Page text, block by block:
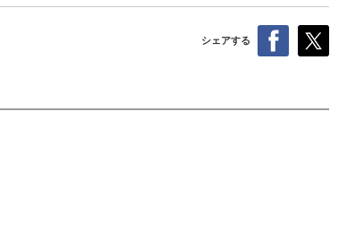
シェアする